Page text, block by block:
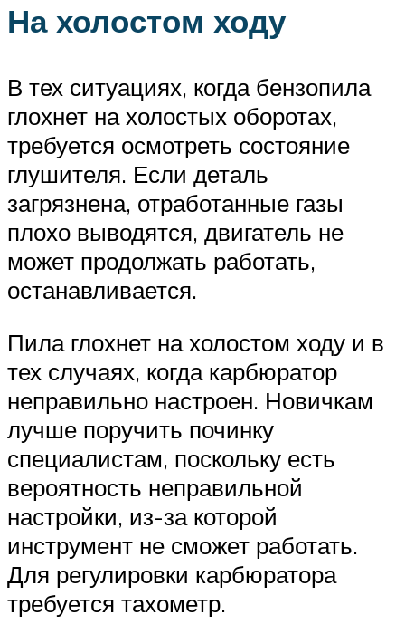
На холостом ходу
В тех ситуациях, когда бензопила
глохнет на холостых оборотах,
требуется осмотреть состояние
глушителя. Если деталь
загрязнена, отработанные газы
плохо выводятся, двигатель не
может продолжать работать,
останавливается.
Пила глохнет на холостом ходу и в
тех случаях, когда карбюратор
неправильно настроен. Новичкам
лучше поручить починку
специалистам, поскольку есть
вероятность неправильной
настройки, из-за которой
инструмент не сможет работать.
Для регулировки карбюратора
требуется тахометр.